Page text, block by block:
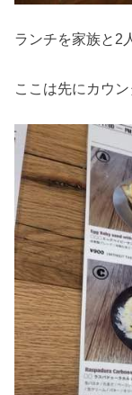
ランチを家族と2
ここは先にカウ